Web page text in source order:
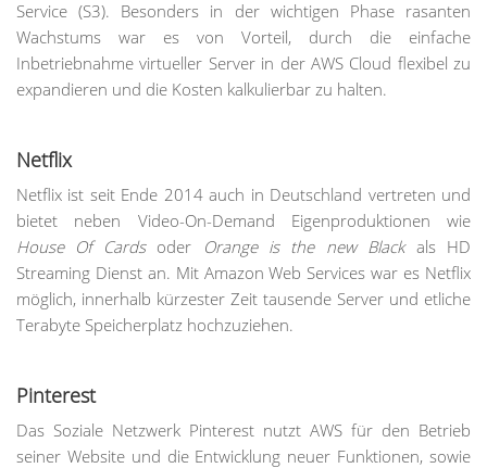
Service (S3). Besonders in der wichtigen Phase rasanten
Wachstums war es von Vorteil, durch die einfache
Inbetriebnahme virtueller Server in der AWS Cloud flexibel zu
expandieren und die Kosten kalkulierbar zu halten.
Netflix
Netflix ist seit Ende 2014 auch in Deutschland vertreten und
bietet neben Video-On-Demand Eigenproduktionen wie
House Of Cardsoder Orange is the new Blackals HD
Streaming Dienst an. Mit Amazon Web Services war es Netflix
möglich, innerhalb kürzester Zeit tausende Server und etliche
Terabyte Speicherplatz hochzuziehen.
Pinterest
Das Soziale Netzwerk Pinterest nutzt AWS für den Betrieb
seiner Website und die Entwicklung neuer Funktionen, sowie